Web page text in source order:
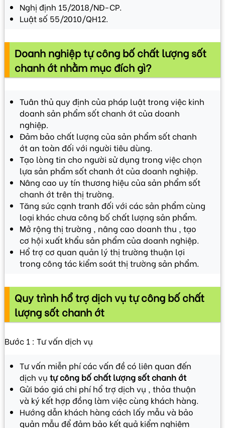
Nghị định 15/2018/NĐ-CP.
Luật số 55/2010/QH12.
Doanh nghiệp tự công bố chất lượng sốt
chanh ớt nhằm mục đích gì?
Tuân thủ quy định của pháp luật trong việc kinh
doanh sản phẩm sốt chanh ớt của doanh
nghiệp.
Đảm bảo chất lượng của sản phẩm sốt chanh
ớt an toàn đối với người tiêu dùng.
Tạo lòng tin cho người sử dụng trong việc chọn
lựa sản phẩm sốt chanh ớt của doanh nghiệp.
Nâng cao uy tín thương hiệu của sản phẩm sốt
chanh ớt trên thị trường.
Tăng sức cạnh tranh đối với các sản phẩm cùng
loại khác chưa công bố chất lượng sản phẩm.
Mở rộng thị trường , nâng cao doanh thu , tạo
cơ hội xuất khẩu sản phẩm của doanh nghiệp.
Hổ trợ cơ quan quản lý thị trường thuận lợi
trong công tác kiểm soát thị trường sản phẩm.
Quy trình hổ trợ dịch vụ tự công bố chất
lượng sốt chanh ớt
Bước 1 : Tư vấn dịch vụ
Tư vấn miễn phí các vấn đề có liên quan đến
dịch vụ tự công bố chất lượng sốt chanh ớt
Gửi báo giá chi phí hổ trợ dịch vụ , thỏa thuận
và ký kết hợp đồng làm việc cùng khách hàng.
Hướng dẫn khách hàng cách lấy mẫu và bảo
quản mẫu để đảm bảo kết quả kiểm nghiệm